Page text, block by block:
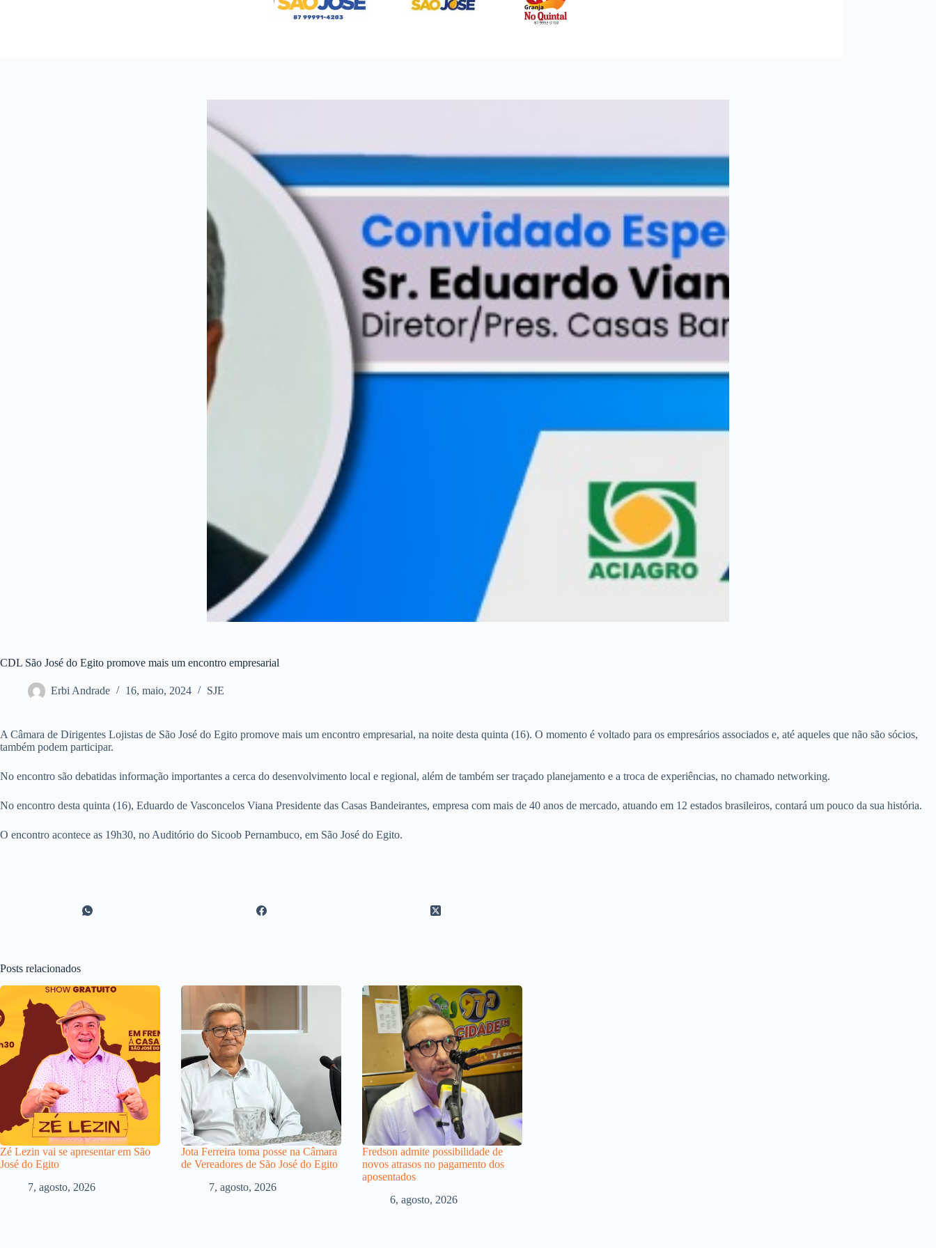
CDL São José do Egito promove mais um encontro empresarial
Erbi Andrade 16, maio, 2024 SJE
A Câmara de Dirigentes Lojistas de São José do Egito promove mais um encontro empresarial, na noite desta quinta (16). O momento é voltado para os empresários associados e, até aqueles que não são sócios,
também podem participar.
No encontro são debatidas informação importantes a cerca do desenvolvimento local e regional, além de também ser traçado planejamento e a troca de experiências, no chamado networking.
No encontro desta quinta (16), Eduardo de Vasconcelos Viana Presidente das Casas Bandeirantes, empresa com mais de 40 anos de mercado, atuando em 12 estados brasileiros, contará um pouco da sua história.
O encontro acontece as 19h30, no Auditório do Sicoob Pernambuco, em São José do Egito.
Posts relacionados
Zé Lezin vai se apresentar em São
José do Egito
7, agosto, 2026
Jota Ferreira toma posse na Câmara
de Vereadores de São José do Egito
7, agosto, 2026
Fredson admite possibilidade de
novos atrasos no pagamento dos
aposentados
6, agosto, 2026